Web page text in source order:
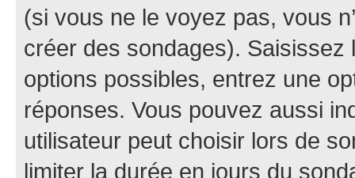
(si vous ne le voyez pas, vous
créer des sondages).
options possibles, entrez une
réponses. Vous pouvez aussi
utilisateur peut choisir lors de
limiter la durée en jours du